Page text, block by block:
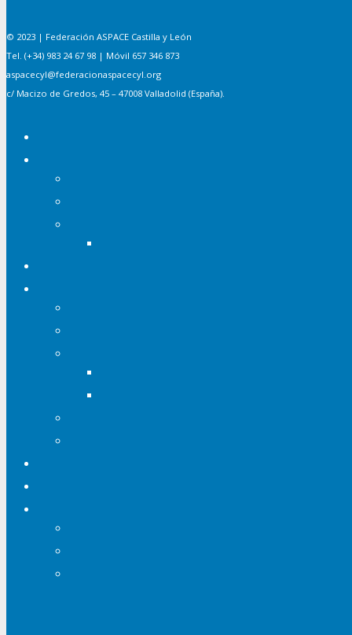
© 2023 | Federación ASPACE Castilla y León
Tel. (+34) 983 24 67 98 | Móvil 657 346 873
aspacecyl@federacionaspacecyl.org
c/ Macizo de Gredos, 45 – 47008 Valladolid (España).